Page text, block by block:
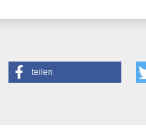
teilen